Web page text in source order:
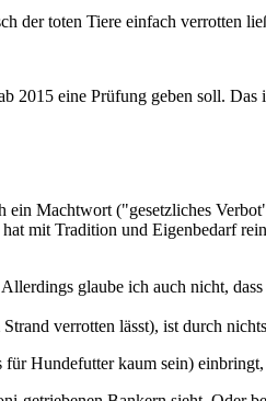
der toten Tiere einfach verrotten
2015 eine Prüfung geben soll.
Machtwort ("gesetzliches
mit Tradition und Eigenbedarf
glaube ich auch nicht,
verrotten lässt), ist durch
für Hundefutter kaum sein)